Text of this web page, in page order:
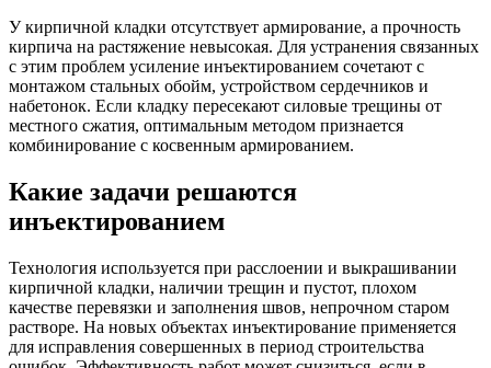
У кирпичной кладки отсутствует армирование, а прочность
кирпича на растяжение невысокая. Для устранения связанных
с этим проблем усиление инъектированием сочетают с
монтажом стальных обойм, устройством сердечников и
набетонок. Если кладку пересекают силовые трещины от
местного сжатия, оптимальным методом признается
комбинирование с косвенным армированием.
Какие задачи решаются
инъектированием
Технология используется при расслоении и выкрашивании
кирпичной кладки, наличии трещин и пустот, плохом
качестве перевязки и заполнения швов, непрочном старом
растворе. На новых объектах инъектирование применяется
для исправления совершенных в период строительства